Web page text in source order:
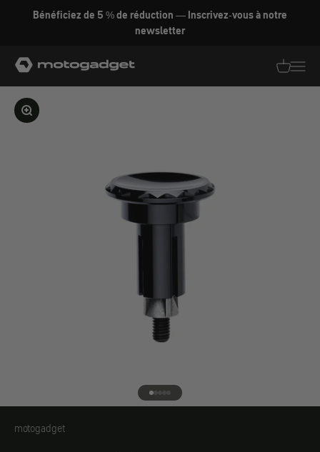
Aller au contenu
Bénéficiez de 5 % de réduction — Inscrivez-vous à notre
newsletter
motogadget GmbH
Agrandir l'image
Aller à l'élément 1
Aller à l'élément 2
Aller à l'élément 3
Aller à l'élément 4
Aller à l'élément 5
motogadget